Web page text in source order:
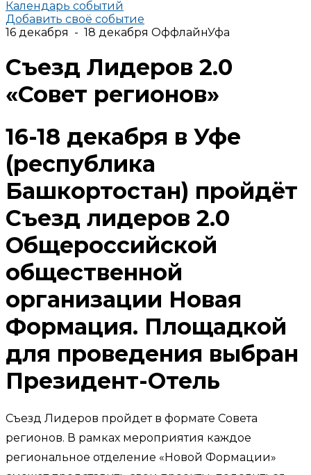
Календарь событий
Добавить своё событие
16 декабря - 18 декабря ОффлайнУфа
Съезд Лидеров 2.0
«Совет регионов»
16-18 декабря в Уфе
(республика
Башкортостан) пройдёт
Съезд лидеров 2.0
Общероссийской
общественной
организации Новая
Формация. Площадкой
для проведения выбран
Президент-Отель
Съезд Лидеров пройдет в формате Совета
регионов. В рамках мероприятия каждое
региональное отделение «Новой Формации»